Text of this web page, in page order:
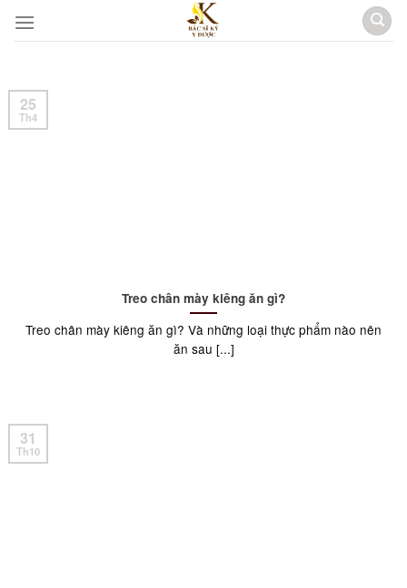
Treo chân mày kiêng ăn gì?
Treo chân mày kiêng ăn gì? Và những loại thực phẩm nào nên
ăn sau [...]
25
Th4
31
Th10